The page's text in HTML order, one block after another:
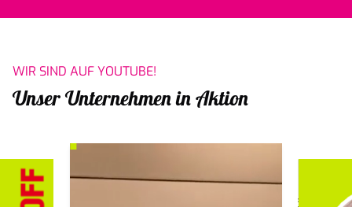
WIR SIND AUF YOUTUBE!
Unser Unternehmen in Aktion